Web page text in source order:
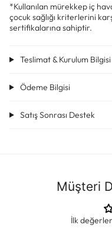
*Kullanılan mürekkep iç
çocuk sağlığı kriterlerini
sertifikalarına sahiptir.
Teslimat & Kurulum Bilgisi
Ödeme Bilgisi
Satış Sonrası Destek
Müşteri
İlk